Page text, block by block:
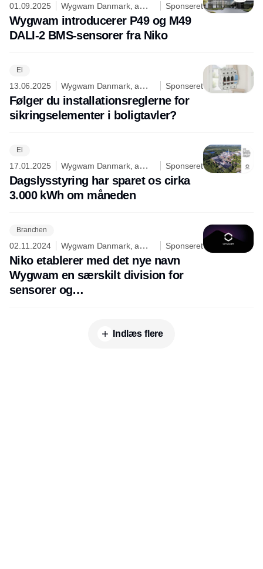
01.09.2025
Wygwam Danmark, a
division of Niko
Sponseret
Wygwam introducerer P49 og M49
DALI-2 BMS-sensorer fra Niko
El
13.06.2025
Wygwam Danmark, a
division of Niko
Sponseret
Følger du installationsreglerne for
sikringselementer i boligtavler?
El
17.01.2025
Wygwam Danmark, a
division of Niko
Sponseret
Dagslysstyring har sparet os cirka
3.000 kWh om måneden
Branchen
02.11.2024
Wygwam Danmark, a
division of Niko
Sponseret
Niko etablerer med det nye navn
Wygwam en særskilt division for
sensorer og
Indlæs flere